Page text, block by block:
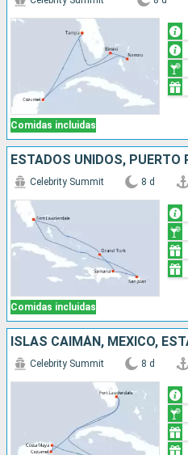
Comidas incluidas
Comidas incluidas
Celebrity Summit 8 d
Celebrity Summit 8 d